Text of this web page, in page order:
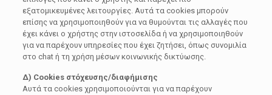
εξατομικευμένες λειτουργίες. Αυτά τα cookies μπορούν
επίσης να χρησιμοποιηθούν για να θυμούνται τις αλλαγές που
έχει κάνει ο χρήστης στην ιστοσελίδα ή να χρησιμοποιηθούν
για να παρέχουν υπηρεσίες που έχει ζητήσει, όπως συνομιλία
στο chat ή τη χρήση μέσων κοινωνικής δικτύωσης.
Δ) Cookies στόχευσης/διαφήμισης
Αυτά τα cookies χρησιμοποιούνται για να παρέχουν